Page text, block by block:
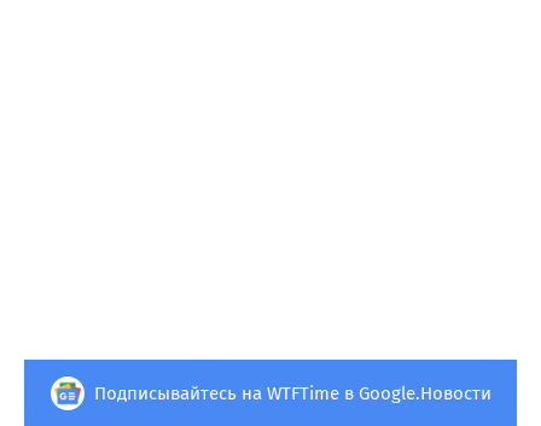
Подписывайтесь на WTFTime в Google.Новости